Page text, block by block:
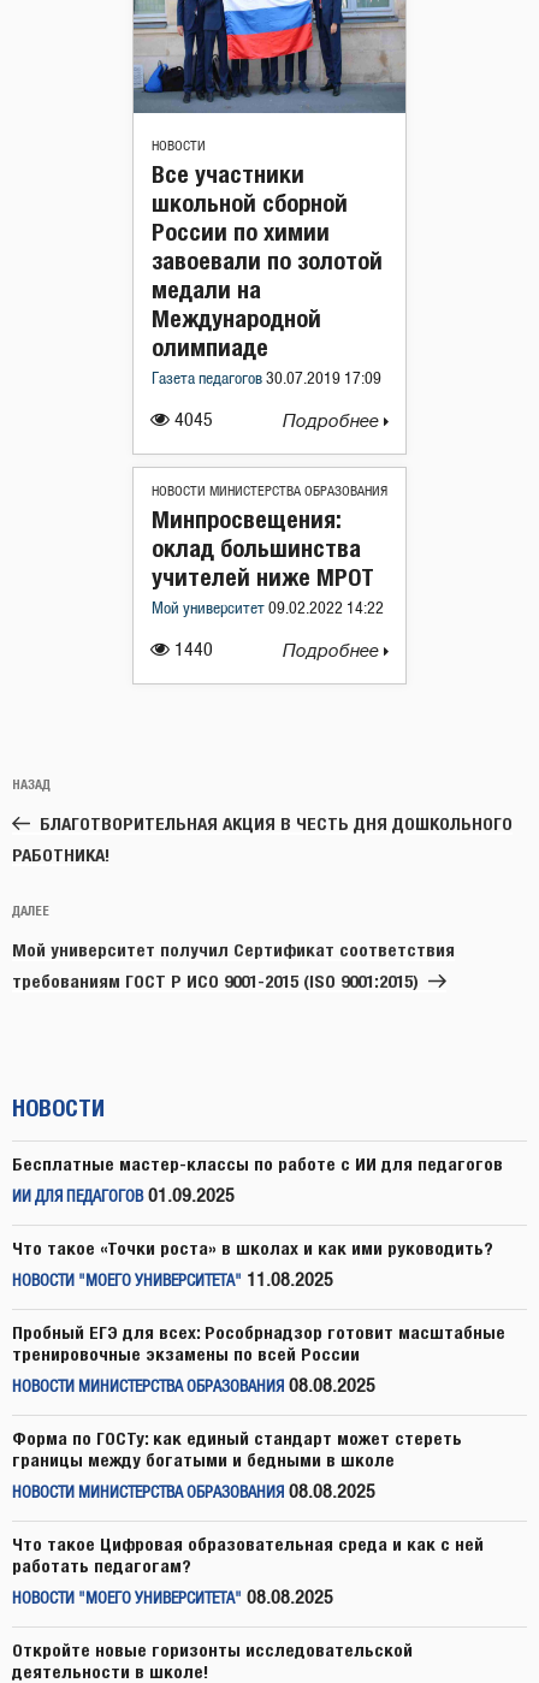
НОВОСТИ
4045
Все участники
школьной сборной
России по химии
завоевали по золотой
медали на
Международной
олимпиаде
Газета педагогов 30.07.2019 17:09
Подробнее
НОВОСТИ МИНИСТЕРСТВА ОБРАЗОВАНИЯ
1440
Минпросвещения:
оклад большинства
учителей ниже МРОТ
Мой университет 09.02.2022 14:22
Подробнее
по
записям
Предыдущая
запись:
НАЗАД
БЛАГОТВОРИТЕЛЬНАЯ АКЦИЯ В ЧЕСТЬ ДНЯ ДОШКОЛЬНОГО
РАБОТНИКА!
Следующая
запись
ДАЛЕЕ
Мой университет получил Сертификат соответствия
требованиям ГОСТ Р ИСО 9001-2015 (ISO 9001:2015)
НОВОСТИ
Бесплатные мастер-классы по работе с ИИ для педагогов
ИИ ДЛЯ ПЕДАГОГОВ 01.09.2025
Что такое «Точки роста» в школах и как ими руководить?
НОВОСТИ "МОЕГО УНИВЕРСИТЕТА" 11.08.2025
Пробный ЕГЭ для всех: Рособрнадзор готовит масштабные
тренировочные экзамены по всей России
НОВОСТИ МИНИСТЕРСТВА ОБРАЗОВАНИЯ 08.08.2025
Форма по ГОСТу: как единый стандарт может стереть
границы между богатыми и бедными в школе
НОВОСТИ МИНИСТЕРСТВА ОБРАЗОВАНИЯ 08.08.2025
Что такое Цифровая образовательная среда и как с ней
работать педагогам?
НОВОСТИ "МОЕГО УНИВЕРСИТЕТА" 08.08.2025
Откройте новые горизонты исследовательской
деятельности в школе!